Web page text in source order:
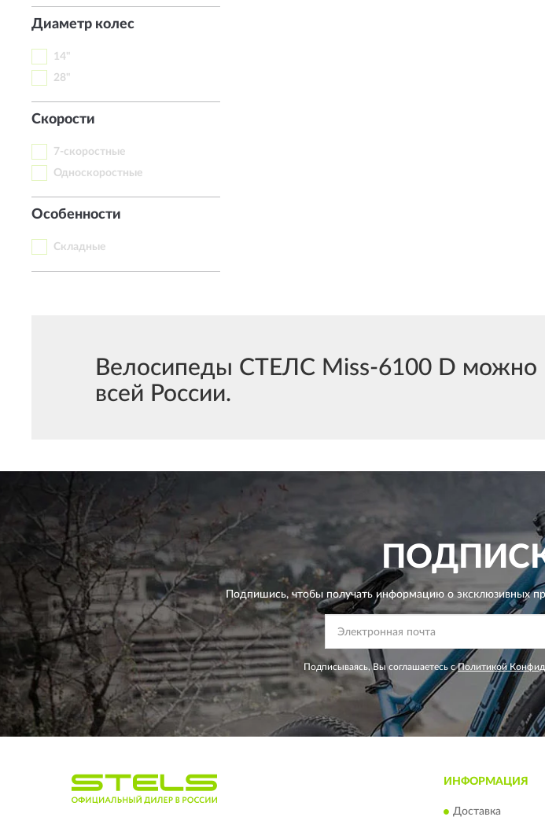
Диаметр колес
14"
28"
Скорости
7-скоростные
Односкоростные
Особенности
Складные
Велосипеды СТЕЛС Miss-6100 D можно
всей России.
Подпишись, чтобы получать информацию о эксклюзивных
Подписываясь, Вы соглашаетесь сПолитикой
ИНФОРМАЦИЯ
Доставка